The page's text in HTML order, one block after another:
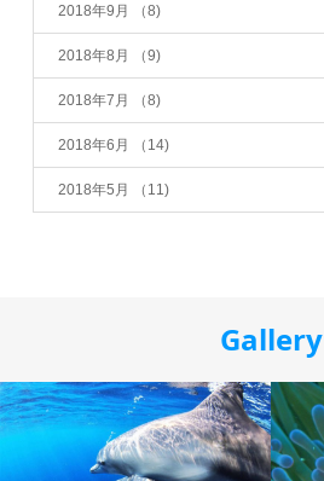
2018年9月 （8)
2018年8月 （9)
2018年7月 （8)
2018年6月 （14)
2018年5月 （11)
Gallery